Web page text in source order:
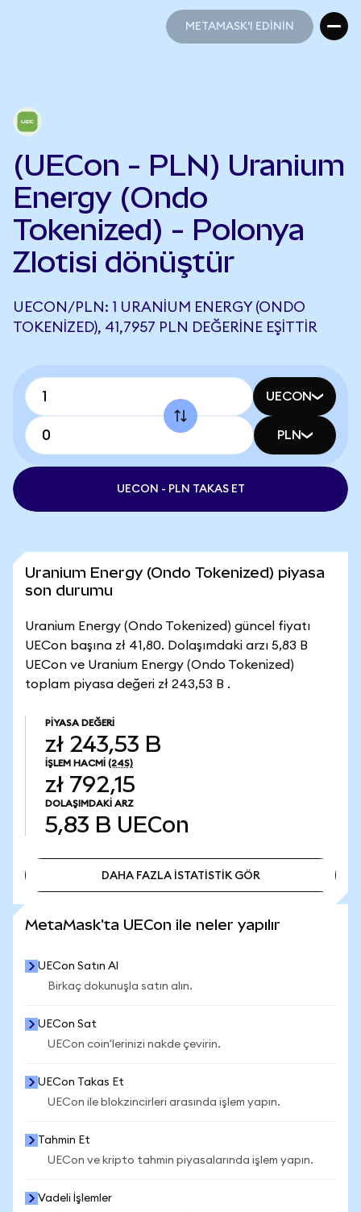
METAMASK'I EDİNİN
(UECon - PLN) Uranium
Energy (Ondo
Tokenized) - Polonya
Zlotisi dönüştür
UECON/PLN: 1 URANIUM ENERGY (ONDO
TOKENIZED), 41,7957 PLN DEĞERINE EŞITTIR
UECON
PLN
UECON - PLN TAKAS ET
Uranium Energy (Ondo Tokenized) piyasa
son durumu
Uranium Energy (Ondo Tokenized) güncel fiyatı
UECon başına zł 41,80. Dolaşımdaki arzı 5,83 B
UECon ve Uranium Energy (Ondo Tokenized)
toplam piyasa değeri zł 243,53 B .
PIYASA DEĞERI
zł 243,53 B
İŞLEM HACMI (24S)
zł 792,15
DOLAŞIMDAKI ARZ
5,83 B UECon
DAHA FAZLA İSTATİSTİK GÖR
MetaMask'ta UECon ile neler yapılır
UECon Satın Al
Birkaç dokunuşla satın alın.
UECon Sat
UECon coin'lerinizi nakde çevirin.
UECon Takas Et
UECon ile blokzincirleri arasında işlem yapın.
Tahmin Et
UECon ve kripto tahmin piyasalarında işlem yapın.
Vadeli İşlemler